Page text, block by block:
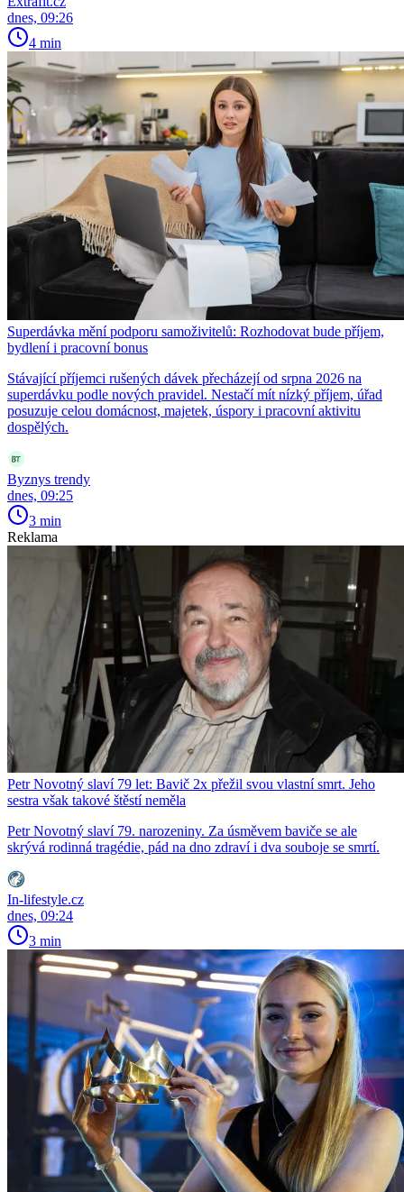
dnes, 09:26
4 min
Superdávka mění podporu samoživitelů: Rozhodovat bude příjem,
bydlení i pracovní bonus
Stávající příjemci rušených dávek přecházejí od srpna 2026 na
superdávku podle nových pravidel. Nestačí mít nízký příjem, úřad
posuzuje celou domácnost, majetek, úspory i pracovní aktivitu
dospělých.
Byznys trendy
dnes, 09:25
3 min
Reklama
Petr Novotný slaví 79 let: Bavič 2x přežil svou vlastní smrt. Jeho
sestra však takové štěstí neměla
Petr Novotný slaví 79. narozeniny. Za úsměvem baviče se ale
skrývá rodinná tragédie, pád na dno zdraví i dva souboje se smrtí.
In-lifestyle.cz
dnes, 09:24
3 min